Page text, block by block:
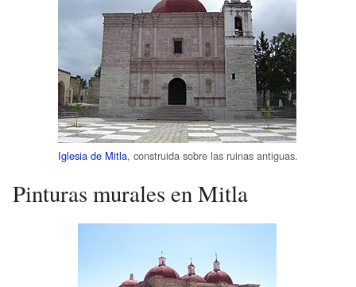
Iglesia de Mitla, construida sobre las ruinas antiguas.
Pinturas murales en Mitla